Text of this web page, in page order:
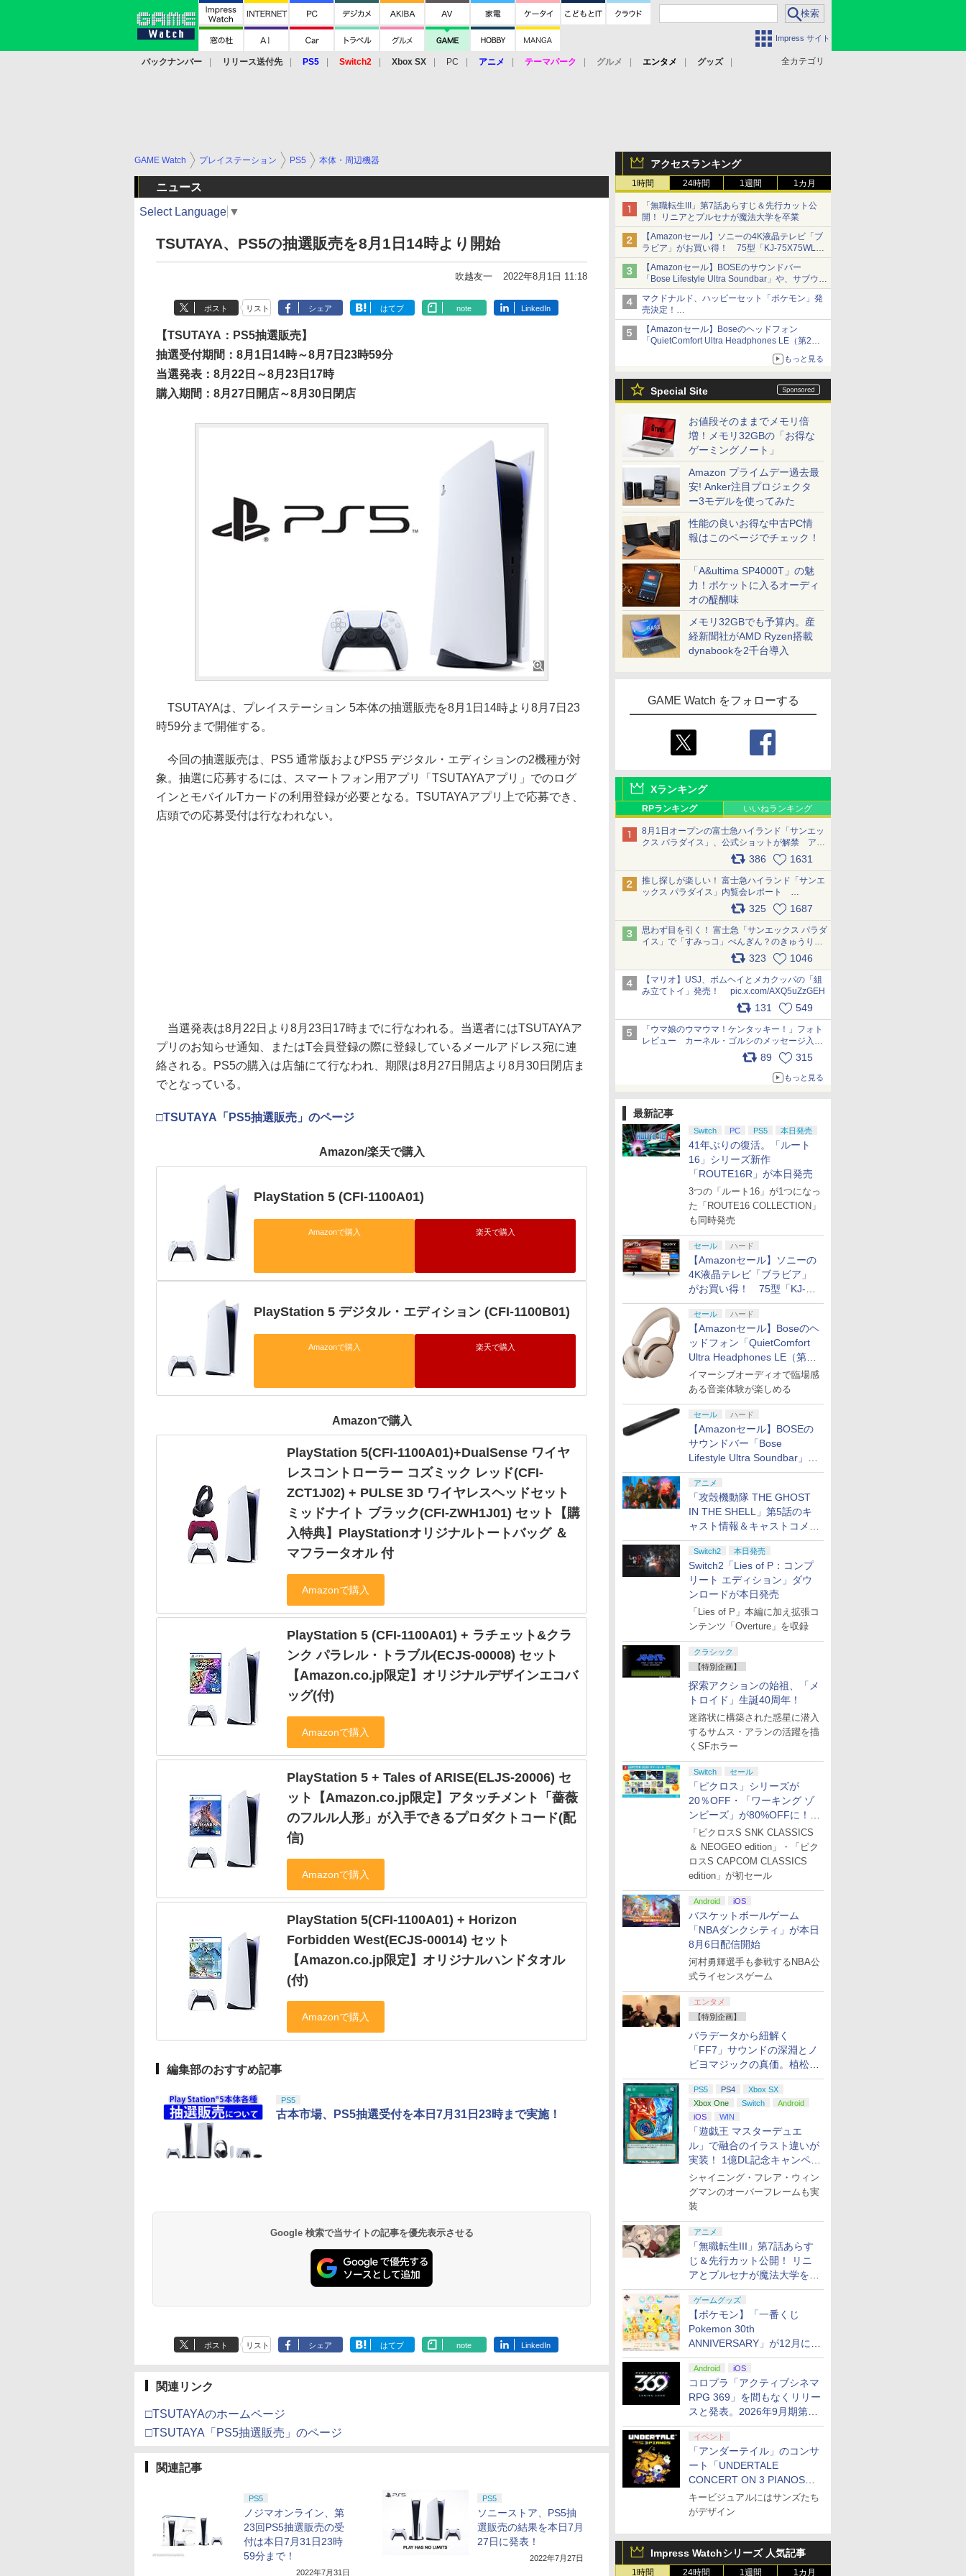
Impress サイト
全カテゴリ
バックナンバー リリース送付先 PS5 Switch2 Xbox SX PC アニメ テーマパーク グルメ エンタメ
グッズ
アクセスランキング
1時間 24時間 1週間 1カ月
「無職転生III」第7話あらすじ＆先行カット公
開！ リニアとプルセナが魔法大学を卒業
【Amazonセール】ソニーの4K液晶テレビ「ブ
ラビア」がお買い得！ 75型「KJ-75X75WL」
などラインナップ
【Amazonセール】BOSEのサウンドバー
「Bose Lifestyle Ultra Soundbar」や、サブウー
ファー「Bose Lifestyle Ultra Subwoofer」など
お買い得！
マクドナルド、ハッピーセット「ポケモン」発
売決定！
ポケモン30周年記念で30匹が大集合
【Amazonセール】Boseのヘッドフォン
「QuietComfort Ultra Headphones LE（第2世
イマーシブオーディオで臨場感ある音楽体験が
もっと見る
Special Site
お値段そのままでメモリ倍
増！メモリ32GBの「お得な
ゲーミングノート」
Amazon プライムデー過去最
安! Anker注目プロジェクタ
ー3モデルを使ってみた
性能の良いお得な中古PC情
報はこのページでチェック！
「A&ultima SP4000T」の魅
力！ポケットに入るオーディ
オの醍醐味
メモリ32GBでも予算内。産
経新聞社がAMD Ryzen搭載
dynabookを2千台導入
GAME Watch をフォローする
Xランキング
RPランキング いいねランキング
8月1日オープンの富士急ハイランド「サンエッ
クス パラダイス」、公式ショットが解禁 アト
ラクション、メニュー、グッズ写真を一覧で紹
介 pic.x.com/bDYkq8oRFu
386 1631
推し探しが楽しい！ 富士急ハイランド「サンエ
ックス パラダイス」内覧会レポート
325 1687
思わず目を引く！ 富士急「サンエックス パラダ
イス」で「すみっコ」ぺんぎん？のきゅうりド
ッグを食べてみた イラストそのままのメニュ
ー化に挑戦。これが意外にもおいしい
pic.x.com/Kgl04hZaeg
323 1046
【マリオ】USJ、ボムヘイとメカクッパの「組
み立てトイ」発売！ pic.x.com/AXQ5uZzGEH
131 549
「ウマ娘のウマウマ！ケンタッキー！」フォト
レビュー カーネル・ゴルシのメッセージ入り
パッケージや描き下ろしトレカなどが登場
89 315
もっと見る
最新記事
Switch PC PS5 本日発売
41年ぶりの復活。「ルート
16」シリーズ新作
「ROUTE16R」が本日発売
3つの「ルート16」が1つになっ
た「ROUTE16 COLLECTION」
も同時発売
セール ハード
【Amazonセール】ソニーの
4K液晶テレビ「ブラビア」
がお買い得！ 75型「KJ-
75X75WL」などラインナッ
プ
セール ハード
【Amazonセール】Boseのヘ
ッドフォン「QuietComfort
Ultra Headphones LE（第2
世代）」などお買い得価格で
登場
イマーシブオーディオで臨場感
ある音楽体験が楽しめる
セール ハード
【Amazonセール】BOSEの
サウンドバー「Bose
Lifestyle Ultra Soundbar」
や、サブウーファー「Bose
Lifestyle Ultra Subwoofer」
などお買い得！
アニメ
「攻殻機動隊 THE GHOST
IN THE SHELL」第5話のキ
ャスト情報＆キャストコメン
ト、エンドカードを公開！
Switch2 本日発売
Switch2「Lies of P：コンプ
リート エディション」ダウ
ンロードが本日発売
「Lies of P」本編に加え拡張コ
ンテンツ「Overture」を収録
クラシック
【特別企画】
探索アクションの始祖、「メ
トロイド」生誕40周年！
迷路状に構築された惑星に潜入
するサムス・アランの活躍を描
くSFホラー
Switch セール
「ピクロス」シリーズが
20％OFF・「ワーキング ゾ
ンビーズ」が80%OFFに！
「ジュピターサマーセール
2026」開催
「ピクロスS SNK CLASSICS
＆ NEOGEO edition」・「ピク
ロスS CAPCOM CLASSICS
edition」が初セール
Android iOS
バスケットボールゲーム
「NBAダンクシティ」が本日
8月6日配信開始
河村勇輝選手も参戦するNBA公
式ライセンスゲーム
エンタメ
【特別企画】
パラデータから紐解く
「FF7」サウンドの深淵とノ
ビヨマジックの真価。植松伸
夫氏による「ff vol.7」一挙レ
ポート
PS5 PS4
Xbox SX
Xbox One
Switch
Android
iOS
WIN
「遊戯王 マスターデュエ
ル」で融合のイラスト違いが
実装！ 1億DL記念キャンペー
ン開催
シャイニング・フレア・ウィン
グマンのオーバーフレームも実
装
アニメ
「無職転生III」第7話あらす
じ＆先行カット公開！ リニ
アとプルセナが魔法大学を卒
業
ゲームグッズ
【ポケモン】「一番くじ
Pokemon 30th
ANNIVERSARY」が12月に再
販決定！ ピカチュウたちの
ぬいぐるみが当たる
Android iOS
コロプラ「アクティブシネマ
RPG 369」を間もなくリリー
スと発表。2026年9月期第3
四半期決算にて
イベント
「アンダーテイル」のコンサ
ート「UNDERTALE
CONCERT ON 3 PIANOS」
のチケット情報が公開
キービジュアルにはサンズたち
がデザイン
Impress Watchシリーズ 人気記事
1時間 24時間 1週間 1カ月
GAME Watch プレイステーション PS5 本体・周辺機器
ニュース
Select Language ▼
TSUTAYA、PS5の抽選販売を8月1日14時より開始
吹越友一 2022年8月1日 11:18
ポスト リスト シェア はてブ note LinkedIn
【TSUTAYA：PS5抽選販売】
抽選受付期間：8月1日14時～8月7日23時59分
当選発表：8月22日～8月23日17時
購入期間：8月27日開店～8月30日閉店
TSUTAYAは、プレイステーション 5本体の抽選販売を8月1日14時より8月7日23
時59分まで開催する。
今回の抽選販売は、PS5 通常版およびPS5 デジタル・エディションの2機種が対
象。抽選に応募するには、スマートフォン用アプリ「TSUTAYAアプリ」でのログ
インとモバイルTカードの利用登録が必要となる。TSUTAYAアプリ上で応募でき、
店頭での応募受付は行なわれない。
当選発表は8月22日より8月23日17時までに行なわれる。当選者にはTSUTAYAア
プリのお知らせ通知、またはT会員登録の際に登録しているメールアドレス宛に連
絡される。PS5の購入は店舗にて行なわれ、期限は8月27日開店より8月30日閉店ま
でとなっている。
□TSUTAYA「PS5抽選販売」のページ
Amazon/楽天で購入
PlayStation 5 (CFI-1100A01)
Amazonで購入 楽天で購入
PlayStation 5 デジタル・エディション (CFI-1100B01)
Amazonで購入 楽天で購入
Amazonで購入
PlayStation 5(CFI-1100A01)+DualSense ワイヤ
レスコントローラー コズミック レッド(CFI-
ZCT1J02) + PULSE 3D ワイヤレスヘッドセット
ミッドナイト ブラック(CFI-ZWH1J01) セット【購
入特典】PlayStationオリジナルトートバッグ ＆
マフラータオル 付
PlayStation 5 (CFI-1100A01) + ラチェット&クラ
ンク パラレル・トラブル(ECJS-00008) セット
【Amazon.co.jp限定】オリジナルデザインエコバ
ッグ(付)
PlayStation 5 + Tales of ARISE(ELJS-20006) セ
ット【Amazon.co.jp限定】アタッチメント「薔薇
のフルル人形」が入手できるプロダクトコード(配
信)
PlayStation 5(CFI-1100A01) + Horizon
Forbidden West(ECJS-00014) セット
【Amazon.co.jp限定】オリジナルハンドタオル
(付)
編集部のおすすめ記事
PS5
古本市場、PS5抽選受付を本日7月31日23時まで実施！
Google 検索で当サイトの記事を優先表示させる
ポスト リスト シェア はてブ note LinkedIn
関連リンク
□TSUTAYAのホームページ
□TSUTAYA「PS5抽選販売」のページ
関連記事
PS5
ノジマオンライン、第
23回PS5抽選販売の受
付は本日7月31日23時
59分まで！
2022年7月31日
PS5
ソニーストア、PS5抽
選販売の結果を本日7月
27日に発表！
2022年7月27日